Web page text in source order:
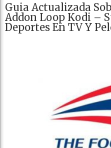
Guia Actualizada
Addon Loop Kodi –
Deportes En TV Y